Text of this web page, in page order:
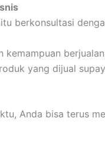
berkonsultasi
kemampuan
yang dijual
Anda bisa terus